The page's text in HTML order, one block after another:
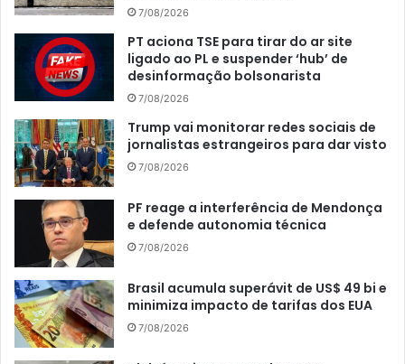
7/08/2026
PT aciona TSE para tirar do ar site
ligado ao PL e suspender ‘hub’ de
desinformação bolsonarista
7/08/2026
Trump vai monitorar redes sociais de
jornalistas estrangeiros para dar visto
7/08/2026
PF reage a interferência de Mendonça
e defende autonomia técnica
7/08/2026
Brasil acumula superávit de US$ 49 bi e
minimiza impacto de tarifas dos EUA
7/08/2026